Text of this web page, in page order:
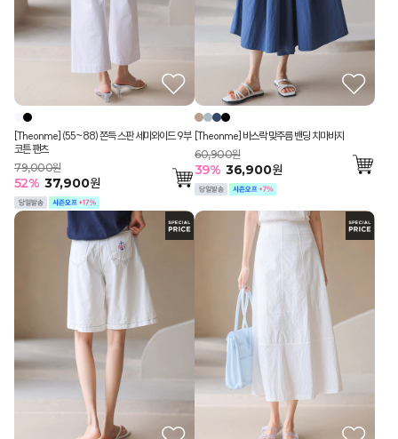
[Theonme] (55~88) 쫀득 스판 세미와이드 9부
코튼 팬츠
79,000원
52% 37,900원
[Theonme] 바스락 맞주름 밴딩 치마바지
60,900원
39% 36,900원